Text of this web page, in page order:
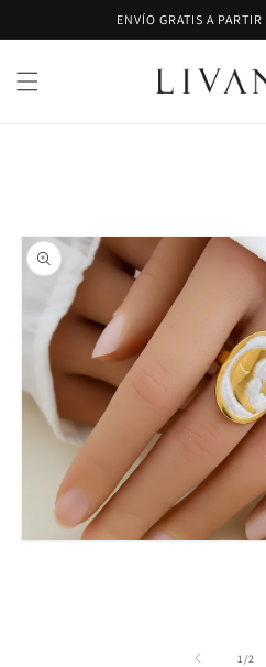
directamente
al contenido
ENVÍO GRATIS A
1 /de2